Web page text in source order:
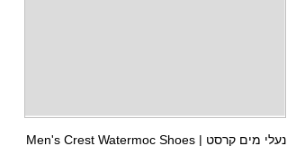
נעלי מים קרסט | Men's Crest Watermoc Shoes